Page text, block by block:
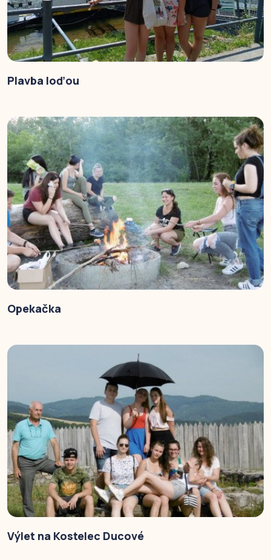
Plavba loďou
Opekačka
Výlet na Kostelec Ducové